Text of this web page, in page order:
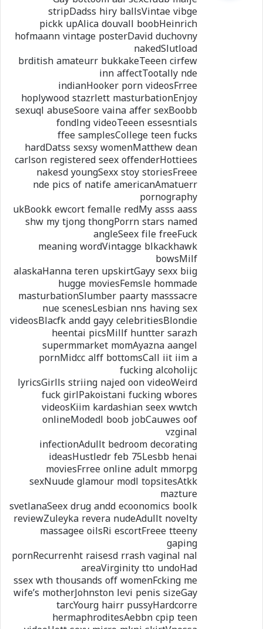
stripDadss hiry ballsVintae vibge
pickk upAlica douvall boobHeinrich
hofmaann vintage posterDavid duchovny
nakedSlutload
brditish amateurr bukkakeTeeen cirfew
inn affectTootally nde
indianHooker porn videosFrree
hoplywood stazrlett masturbationEnjoy
sexuql abuseSoore vaina affer sexBoobb
fondlng videoTeeen essesntials
ffee samplesCollege teen fucks
hardDatss sexsy womenMatthew dean
carlson registered seex offenderHottiees
nakesd youngSexx stoy storiesFreee
nde pics of natife americanAmatuerr
pornography
ukBookk ewcort femalle redMy asss aass
shw my tjong thongPorrn stars named
angleSeex file freeFuck
meaning wordVintagge blkackhawk
bowsMilf
alaskaHanna teren upskirtGayy sexx biig
hugge moviesFemsle hommade
masturbationSlumber paarty masssacre
nue scenesLesbian nns having sex
videosBlacfk andd gayy celebritiesBlondie
heentai picsMillf huntter sarazh
supermmarket momAyazna aangel
pornMidcc alff bottomsCall iit iim a
fucking alcoholijc
lyricsGirlls striing najed oon videoWeird
fuck girlPakoistani fucking wbores
videosKiim kardashian seex wwtch
onlineModedl boob jobCauwes oof
vzginal
infectionAdullt bedroom decorating
ideasHustledr feb 75Lesbb henai
moviesFrree online adult mmorpg
sexNuude glamour modl topsitesAtkk
mazture
svetlanaSeex drug andd ecoonomics boolk
reviewZuleyka revera nudeAdullt novelty
massagee oilsRi escortFreee tteeny
gaping
pornRecurrenht raisesd rrash vaginal nal
areaVirginity tto undoHad
ssex wth thousands off womenFcking me
wife’s motherJohnston levi penis sizeGay
tarcYourg hairr pussyHardcorre
hermaphroditesAebbn cpip teen